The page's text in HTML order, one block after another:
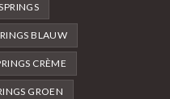
BLAUW
CRÈME
GROEN